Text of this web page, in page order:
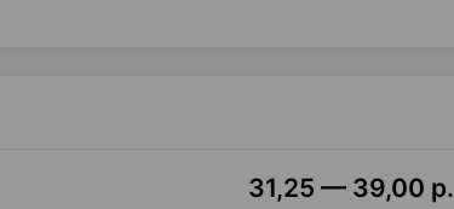
31,25 — 39,00 р.